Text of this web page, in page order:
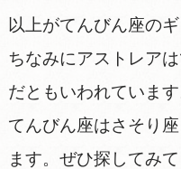
以上がてんびん座の
ちなみにアストレア
だともいわれています
てんびん座はさそり
ます。ぜひ探してみ